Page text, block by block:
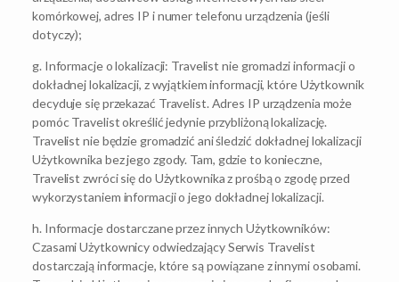
komórkowej, adres IP i numer telefonu urządzenia (jeśli
dotyczy);
g. Informacje o lokalizacji: Travelist nie gromadzi informacji o
dokładnej lokalizacji, z wyjątkiem informacji, które Użytkownik
decyduje się przekazać Travelist. Adres IP urządzenia może
pomóc Travelist określić jedynie przybliżoną lokalizację.
Travelist nie będzie gromadzić ani śledzić dokładnej lokalizacji
Użytkownika bez jego zgody. Tam, gdzie to konieczne,
Travelist zwróci się do Użytkownika z prośbą o zgodę przed
wykorzystaniem informacji o jego dokładnej lokalizacji.
h. Informacje dostarczane przez innych Użytkowników:
Czasami Użytkownicy odwiedzający Serwis Travelist
dostarczają informacje, które są powiązane z innymi osobami.